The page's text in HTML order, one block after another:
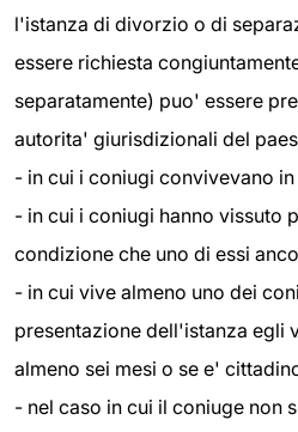
l'istanza di divorzio o di
essere richiesta
separatamente) puo' essere
autorita' giurisdizionali del
- in cui i coniugi convivevano
- in cui i coniugi hanno vissuto
condizione che uno di essi
- in cui vive almeno uno dei
presentazione dell'istanza egli
almeno sei mesi o se e'
- nel caso in cui il coniuge non